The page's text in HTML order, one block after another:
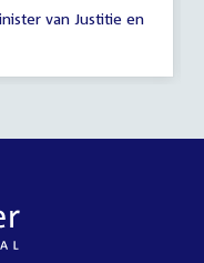
van Justitie en